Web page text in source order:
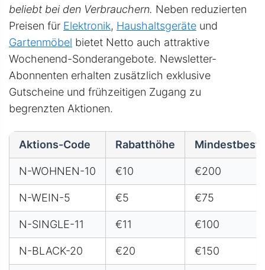
beliebt bei den Verbrauchern. Neben reduzierten
Preisen für Elektronik, Haushaltsgeräte und
Gartenmöbel bietet Netto auch attraktive
Wochenend-Sonderangebote. Newsletter-
Abonnenten erhalten zusätzlich exklusive
Gutscheine und frühzeitigen Zugang zu
begrenzten Aktionen.
Aktions-Code Rabatthöhe
N-WOHNEN-10 €10 €200
N-WEIN-5 €5 €75
N-SINGLE-11 €11 €100
N-BLACK-20 €20 €150